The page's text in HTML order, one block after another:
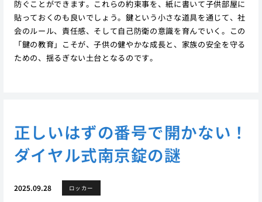
防ぐことができます。これらの約束事を、紙に書いて子供部屋に
貼っておくのも良いでしょう。鍵という小さな道具を通じて、社
会のルール、責任感、そして自己防衛の意識を育んでいく。この
「鍵の教育」こそが、子供の健やかな成長と、家族の安全を守る
ための、揺るぎない土台となるのです。
正しいはずの番号で開かない！
ダイヤル式南京錠の謎
2025.09.28 ロッカー